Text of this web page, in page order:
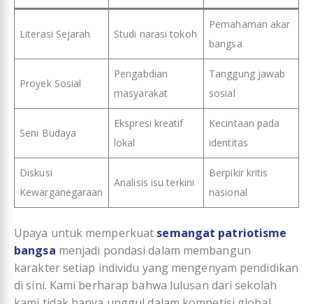
Literasi Sejarah Studi narasi tokoh
Pemahaman akar
bangsa
Proyek Sosial
Pengabdian
masyarakat
Tanggung jawab
sosial
Seni Budaya
Ekspresi kreatif
lokal
Kecintaan pada
identitas
Diskusi
Kewarganegaraan
Analisis isu terkini
Berpikir kritis
nasional
Upaya untuk memperkuat semangat patriotisme
bangsa menjadi pondasi dalam membangun
karakter setiap individu yang mengenyam pendidikan
di sini. Kami berharap bahwa lulusan dari sekolah